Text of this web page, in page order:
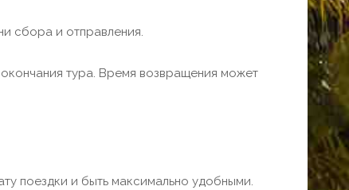
сбора и отправления.
тура. Время возвращения может
поездки и быть максимально удобными.